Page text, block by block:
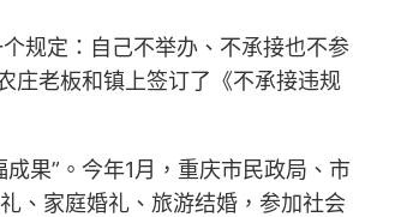
规定：自己不举办、不承接也不参
庄老板和镇上签订了《不承接违规
果”。今年1月，重庆市民政局、市
、家庭婚礼、旅游结婚，参加社会